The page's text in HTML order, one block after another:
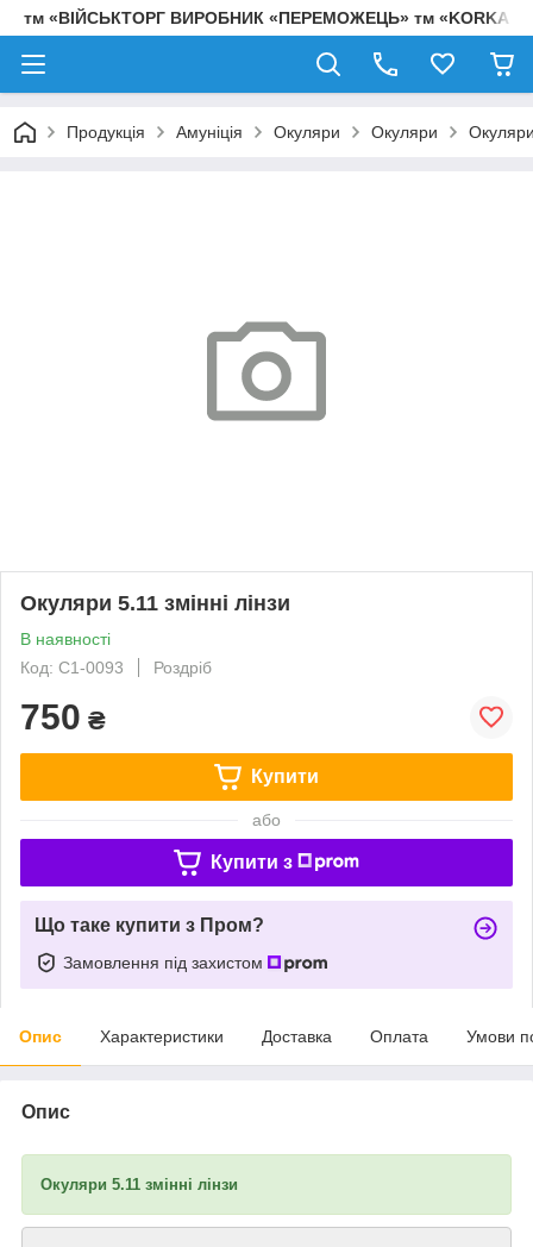
тм «ВІЙСЬКТОРГ ВИРОБНИК «ПЕРЕМОЖЕЦЬ» тм «KORKA»
Продукція Амуніція Окуляри Окуляри Окуляри
Окуляри 5.11 змінні лінзи
В наявності
Код: С1-0093
Роздріб
750 ₴
Купити
або
Купити з
Що таке купити з Пром?
Замовлення під захистом
Опис Характеристики Доставка Оплата Умови
Опис
Окуляри 5.11 змінні лінзи